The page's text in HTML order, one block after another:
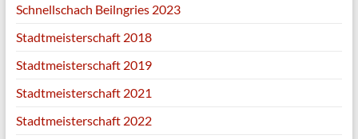
Schnellschach Beilngries 2023
Stadtmeisterschaft 2018
Stadtmeisterschaft 2019
Stadtmeisterschaft 2021
Stadtmeisterschaft 2022